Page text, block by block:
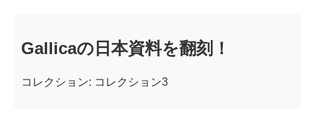
Gallicaの日本資料を翻刻！
コレクション: コレクション3